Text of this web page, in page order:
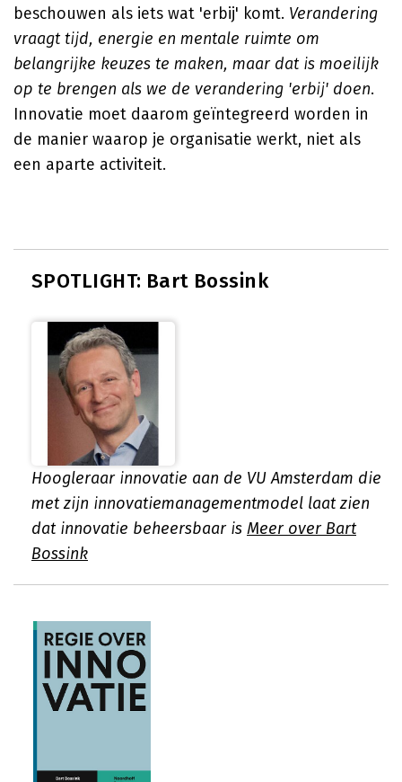
beschouwen als iets wat 'erbij' komt. Verandering
vraagt tijd, energie en mentale ruimte om
belangrijke keuzes te maken, maar dat is moeilijk
op te brengen als we de verandering 'erbij' doen.
Innovatie moet daarom geïntegreerd worden in
de manier waarop je organisatie werkt, niet als
een aparte activiteit.
SPOTLIGHT: Bart Bossink
Hoogleraar innovatie aan de VU Amsterdam die
met zijn innovatiemanagementmodel laat zien
dat innovatie beheersbaar is Meer over Bart
Bossink